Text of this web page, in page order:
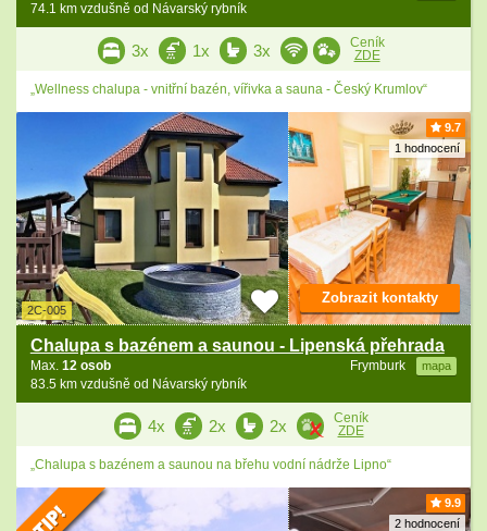
74.1 km vzdušně od Návarský rybník
3x 1x 3x
Ceník
ZDE
„Wellness chalupa - vnitřní bazén, vířivka a sauna - Český Krumlov“
9.7
1 hodnocení
2C-005
Chalupa s bazénem a saunou - Lipenská přehrada
Frymburk mapa
Max. 12 osob
83.5 km vzdušně od Návarský rybník
Zobrazit kontakty
4x 2x 2x
Ceník
ZDE
„Chalupa s bazénem a saunou na břehu vodní nádrže Lipno“
9.9
2 hodnocení